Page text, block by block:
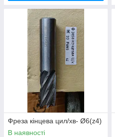
Фреза кінцева цил/хв- Ø6(z4)
В наявності